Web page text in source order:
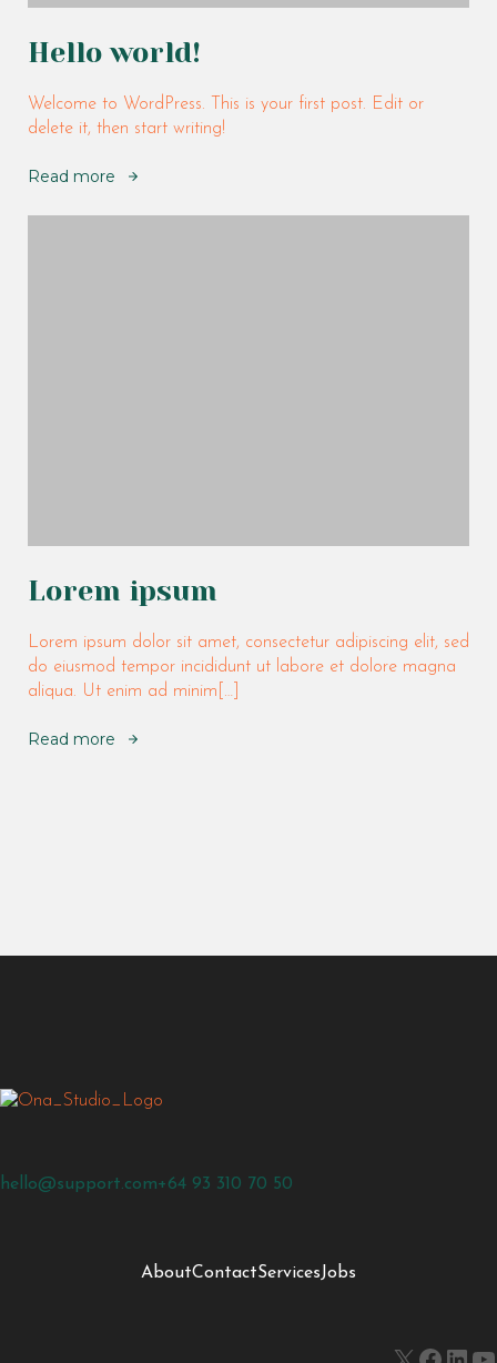
Hello world!
Welcome to WordPress. This is your first post. Edit or
delete it, then start writing!
Read more
Lorem ipsum
Lorem ipsum dolor sit amet, consectetur adipiscing elit, sed
do eiusmod tempor incididunt ut labore et dolore magna
aliqua. Ut enim ad minim[…]
Read more
hello@support.com+64 93 310 70 50
AboutContactServicesJobs